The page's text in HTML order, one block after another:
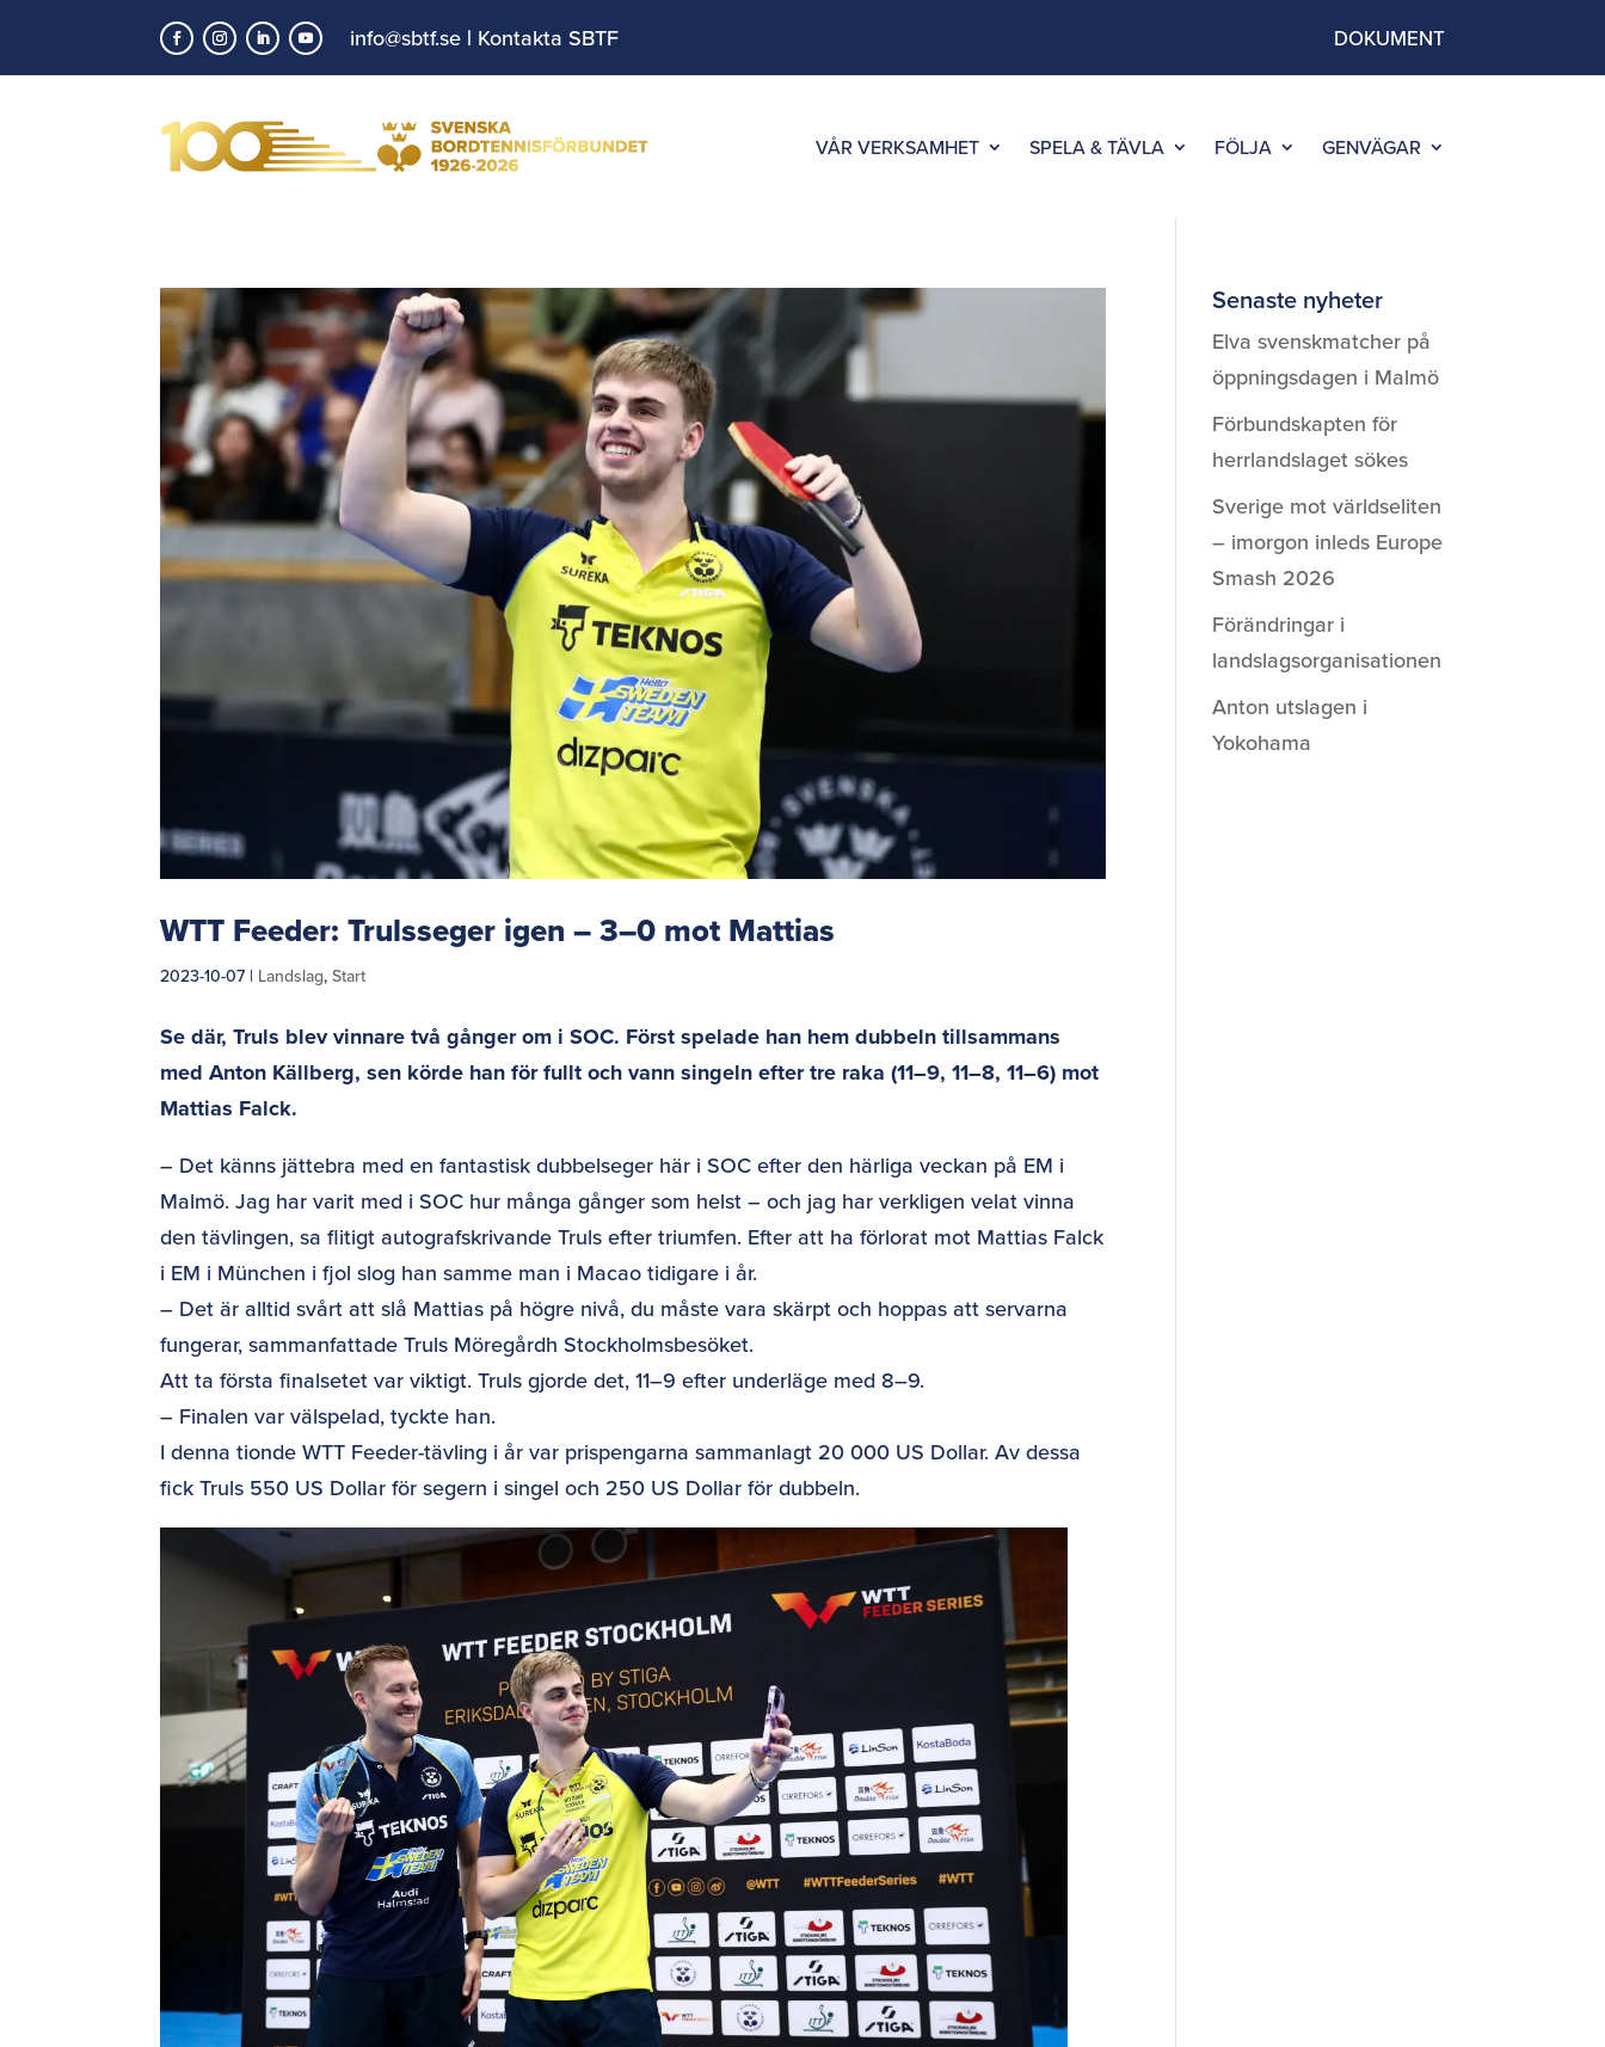
info@sbtf.se | Kontakta SBTF DOKUMENT
VÅR VERKSAMHET SPELA & TÄVLA FÖLJA GENVÄGAR
WTT Feeder: Trulsseger igen – 3–0 mot Mattias
2023-10-07 | Landslag,Start
Se där, Truls blev vinnare två gånger om i SOC. Först spelade han hem dubbeln tillsammans
med Anton Källberg, sen körde han för fullt och vann singeln efter tre raka (11–9, 11–8, 11–6) mot
Mattias Falck.
– Det känns jättebra med en fantastisk dubbelseger här i SOC efter den härliga veckan på EM i
Malmö. Jag har varit med i SOC hur många gånger som helst – och jag har verkligen velat vinna
den tävlingen, sa flitigt autografskrivande Truls efter triumfen. Efter att ha förlorat mot Mattias Falck
i EM i München i fjol slog han samme man i Macao tidigare i år.
– Det är alltid svårt att slå Mattias på högre nivå, du måste vara skärpt och hoppas att servarna
fungerar, sammanfattade Truls Möregårdh Stockholmsbesöket.
Att ta första finalsetet var viktigt. Truls gjorde det, 11–9 efter underläge med 8–9.
– Finalen var välspelad, tyckte han.
I denna tionde WTT Feeder-tävling i år var prispengarna sammanlagt 20 000 US Dollar. Av dessa
fick Truls 550 US Dollar för segern i singel och 250 US Dollar för dubbeln.
Senaste nyheter
Elva svenskmatcher på
öppningsdagen i Malmö
Förbundskapten för
herrlandslaget sökes
Sverige mot världseliten
– imorgon inleds Europe
Smash 2026
Förändringar i
landslagsorganisationen
Anton utslagen i
Yokohama